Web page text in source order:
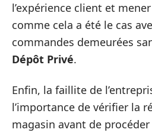
l’expérience client et
comme cela a été le cas
commandes demeurées
Dépôt Privé.
Enfin, la faillite de
l’importance de vérifier la
magasin avant de